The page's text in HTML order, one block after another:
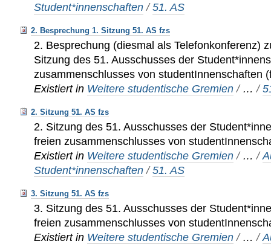
Student*innenschaften /51. AS
2. Besprechung 1. Sitzung 51. AS fzs
2. Besprechung (diesmal als Telefonkonferenz)
Sitzung des 51. Ausschusses der
zusammenschlusses von studentInnenschaften
Existiert in Weitere studentische Gremien / …/
2. Sitzung 51. AS fzs
2. Sitzung des 51. Ausschusses der
freien zusammenschlusses von
Existiert in Weitere studentische Gremien / …/
Student*innenschaften /51. AS
3. Sitzung 51. AS fzs
3. Sitzung des 51. Ausschusses der
freien zusammenschlusses von
Existiert in Weitere studentische Gremien / …/